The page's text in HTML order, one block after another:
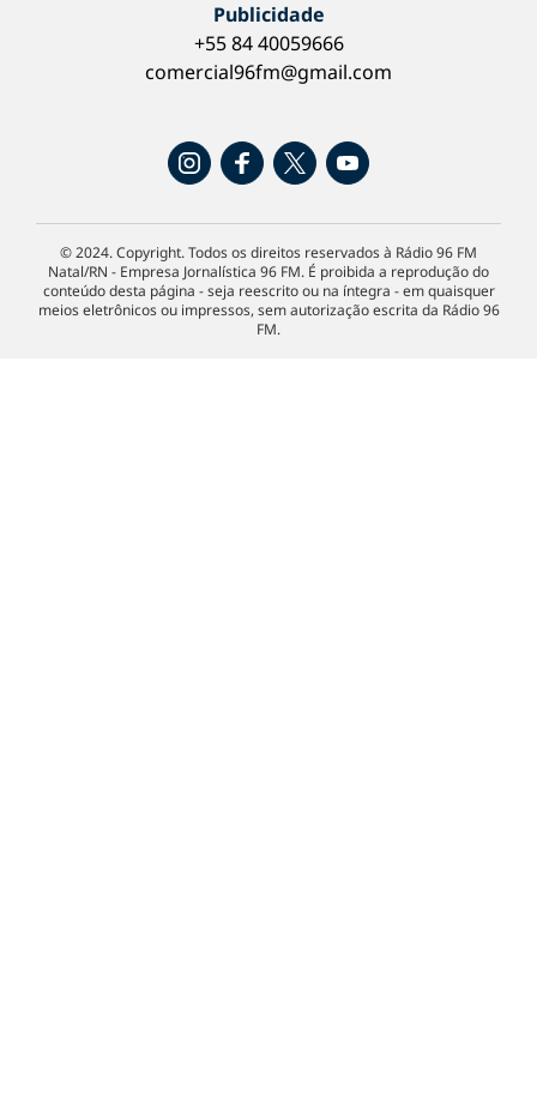
Publicidade
+55 84 40059666
comercial96fm@gmail.com
© 2024. Copyright. Todos os direitos reservados à Rádio 96 FM
Natal/RN - Empresa Jornalística 96 FM. É proibida a reprodução do
conteúdo desta página - seja reescrito ou na íntegra - em quaisquer
meios eletrônicos ou impressos, sem autorização escrita da Rádio 96
FM.